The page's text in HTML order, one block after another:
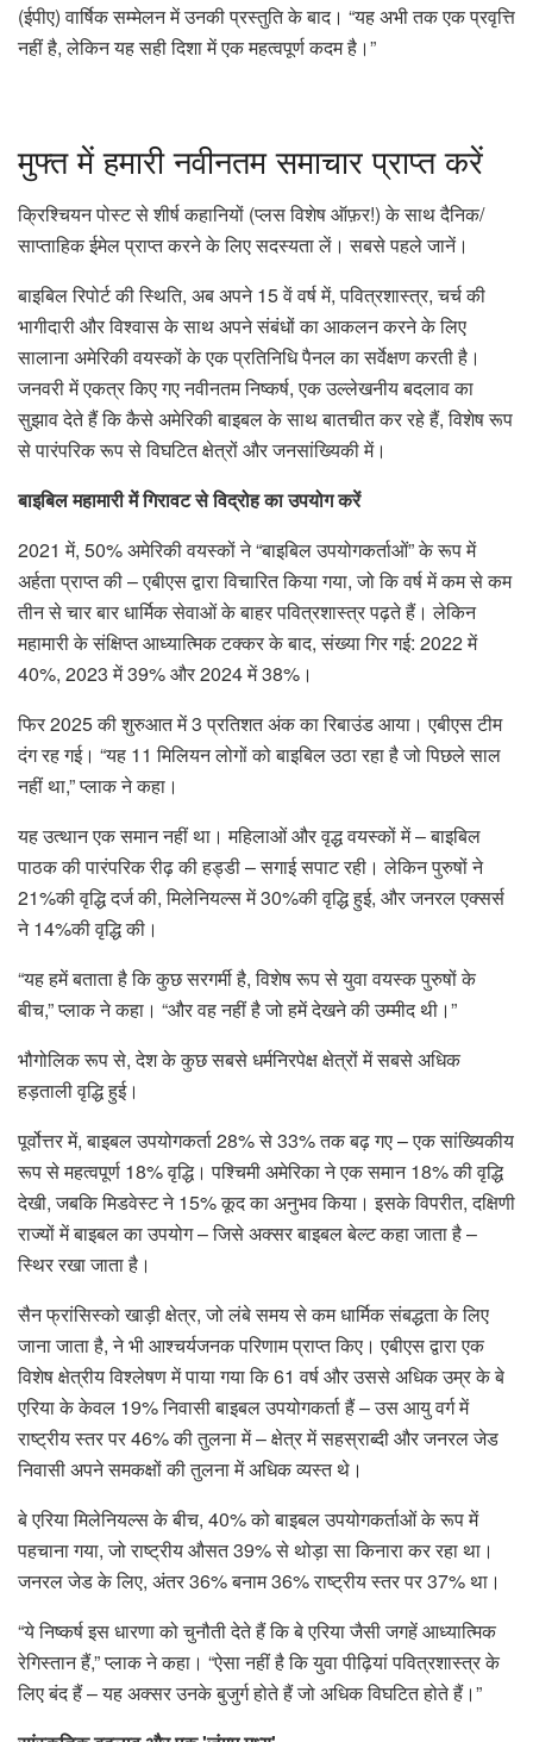
(ईपीए) वार्षिक सम्मेलन में उनकी प्रस्तुति के बाद। “यह अभी तक एक प्रवृत्ति
नहीं है, लेकिन यह सही दिशा में एक महत्वपूर्ण कदम है।”
मुफ्त में हमारी नवीनतम समाचार प्राप्त करें
क्रिश्चियन पोस्ट से शीर्ष कहानियों (प्लस विशेष ऑफ़र!) के साथ दैनिक/
साप्ताहिक ईमेल प्राप्त करने के लिए सदस्यता लें। सबसे पहले जानें।
बाइबिल रिपोर्ट की स्थिति, अब अपने 15 वें वर्ष में, पवित्रशास्त्र, चर्च की
भागीदारी और विश्वास के साथ अपने संबंधों का आकलन करने के लिए
सालाना अमेरिकी वयस्कों के एक प्रतिनिधि पैनल का सर्वेक्षण करती है।
जनवरी में एकत्र किए गए नवीनतम निष्कर्ष, एक उल्लेखनीय बदलाव का
सुझाव देते हैं कि कैसे अमेरिकी बाइबल के साथ बातचीत कर रहे हैं, विशेष रूप
से पारंपरिक रूप से विघटित क्षेत्रों और जनसांख्यिकी में।
बाइबिल महामारी में गिरावट से विद्रोह का उपयोग करें
2021 में, 50% अमेरिकी वयस्कों ने “बाइबिल उपयोगकर्ताओं” के रूप में
अर्हता प्राप्त की – एबीएस द्वारा विचारित किया गया, जो कि वर्ष में कम से कम
तीन से चार बार धार्मिक सेवाओं के बाहर पवित्रशास्त्र पढ़ते हैं। लेकिन
महामारी के संक्षिप्त आध्यात्मिक टक्कर के बाद, संख्या गिर गई: 2022 में
40%, 2023 में 39% और 2024 में 38%।
फिर 2025 की शुरुआत में 3 प्रतिशत अंक का रिबाउंड आया। एबीएस टीम
दंग रह गई। “यह 11 मिलियन लोगों को बाइबिल उठा रहा है जो पिछले साल
नहीं था,” प्लाक ने कहा।
यह उत्थान एक समान नहीं था। महिलाओं और वृद्ध वयस्कों में – बाइबिल
पाठक की पारंपरिक रीढ़ की हड्डी – सगाई सपाट रही। लेकिन पुरुषों ने
21%की वृद्धि दर्ज की, मिलेनियल्स में 30%की वृद्धि हुई, और जनरल एक्सर्स
ने 14%की वृद्धि की।
“यह हमें बताता है कि कुछ सरगर्मी है, विशेष रूप से युवा वयस्क पुरुषों के
बीच,” प्लाक ने कहा। “और वह नहीं है जो हमें देखने की उम्मीद थी।”
भौगोलिक रूप से, देश के कुछ सबसे धर्मनिरपेक्ष क्षेत्रों में सबसे अधिक
हड़ताली वृद्धि हुई।
पूर्वोत्तर में, बाइबल उपयोगकर्ता 28% से 33% तक बढ़ गए – एक सांख्यिकीय
रूप से महत्वपूर्ण 18% वृद्धि। पश्चिमी अमेरिका ने एक समान 18% की वृद्धि
देखी, जबकि मिडवेस्ट ने 15% कूद का अनुभव किया। इसके विपरीत, दक्षिणी
राज्यों में बाइबल का उपयोग – जिसे अक्सर बाइबल बेल्ट कहा जाता है –
स्थिर रखा जाता है।
सैन फ्रांसिस्को खाड़ी क्षेत्र, जो लंबे समय से कम धार्मिक संबद्धता के लिए
जाना जाता है, ने भी आश्चर्यजनक परिणाम प्राप्त किए। एबीएस द्वारा एक
विशेष क्षेत्रीय विश्लेषण में पाया गया कि 61 वर्ष और उससे अधिक उम्र के बे
एरिया के केवल 19% निवासी बाइबल उपयोगकर्ता हैं – उस आयु वर्ग में
राष्ट्रीय स्तर पर 46% की तुलना में – क्षेत्र में सहस्राब्दी और जनरल जेड
निवासी अपने समकक्षों की तुलना में अधिक व्यस्त थे।
बे एरिया मिलेनियल्स के बीच, 40% को बाइबल उपयोगकर्ताओं के रूप में
पहचाना गया, जो राष्ट्रीय औसत 39% से थोड़ा सा किनारा कर रहा था।
जनरल जेड के लिए, अंतर 36% बनाम 36% राष्ट्रीय स्तर पर 37% था।
“ये निष्कर्ष इस धारणा को चुनौती देते हैं कि बे एरिया जैसी जगहें आध्यात्मिक
रेगिस्तान हैं,” प्लाक ने कहा। “ऐसा नहीं है कि युवा पीढ़ियां पवित्रशास्त्र के
लिए बंद हैं – यह अक्सर उनके बुजुर्ग होते हैं जो अधिक विघटित होते हैं।”